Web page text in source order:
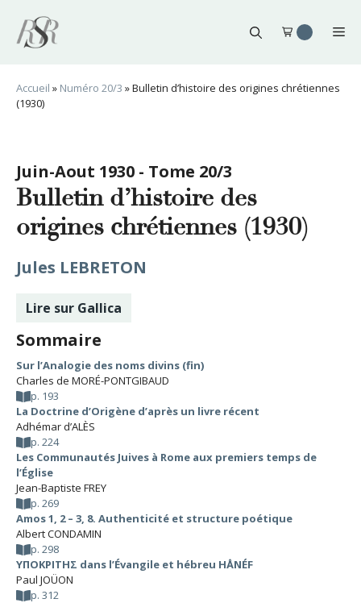
contenu
Accueil » Numéro 20/3 »Bulletin d’histoire des origines chrétiennes
(1930)
Juin-Aout 1930 - Tome 20/3
Bulletin d’histoire des
origines chrétiennes (1930)
Jules LEBRETON
Lire sur Gallica
Sommaire
Sur l’Analogie des noms divins (fin)
Charles de MORÉ-PONTGIBAUD
p. 193
La Doctrine d’Origène d’après un livre récent
Adhémar d’ALÈS
p. 224
Les Communautés Juives à Rome aux premiers temps de
l’Église
Jean-Baptiste FREY
p. 269
Amos 1, 2 – 3, 8. Authenticité et structure poétique
Albert CONDAMIN
p. 298
ΥΠΟΚΡΙΤΗΣ dans l’Évangile et hébreu HÅNÉF
Paul JOÜON
p. 312